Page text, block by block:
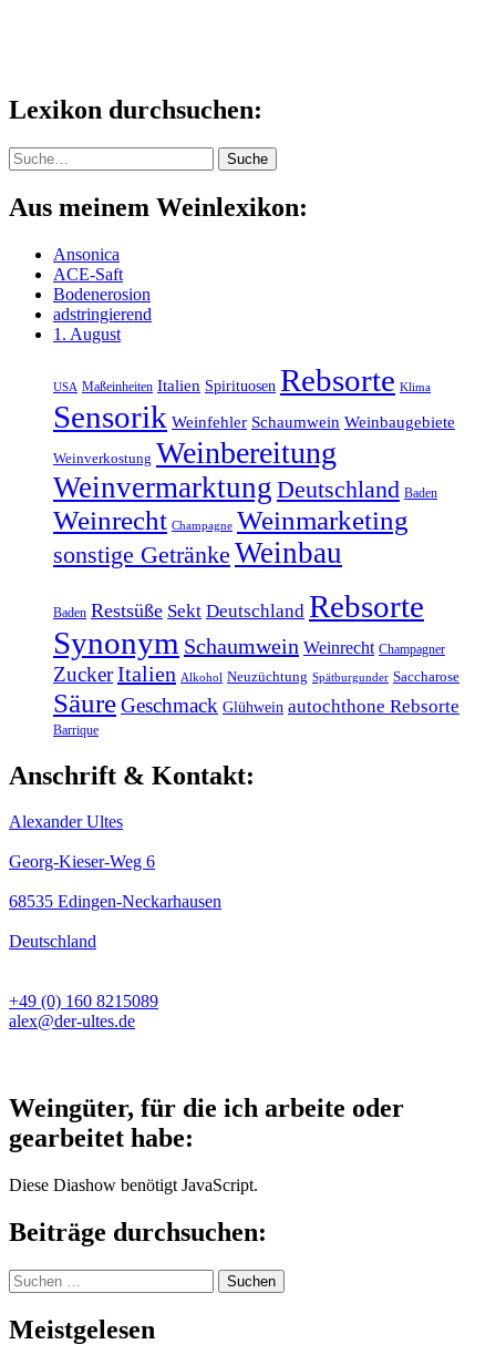
Lexikon durchsuchen:
Suche Suche
Aus meinem Weinlexikon:
Ansonica
ACE-Saft
Bodenerosion
adstringierend
1. August
USA Maßeinheiten Italien Spirituosen Rebsorte Klima
Sensorik Weinfehler Schaumwein Weinbaugebiete
Weinverkostung Weinbereitung
Weinvermarktung Deutschland Baden
Weinrecht Champagne Weinmarketing
sonstige Getränke Weinbau
Baden Restsüße Sekt Deutschland Rebsorte
Synonym Schaumwein Weinrecht Champagner
ZuckerItalien Alkohol Neuzüchtung Spätburgunder Saccharose
SäureGeschmack Glühwein autochthone Rebsorte
Barrique
Anschrift & Kontakt:
Alexander Ultes
Georg-Kieser-Weg 6
68535 Edingen-Neckarhausen
Deutschland
+49 (0) 160 8215089
alex@der-ultes.de
Weingüter, für die ich arbeite oder
gearbeitet habe:
Diese Diashow benötigt JavaScript.
Beiträge durchsuchen:
Suchen
nach:
Meistgelesen